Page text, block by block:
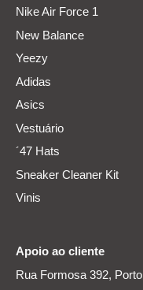
Nike Air Force 1
New Balance
Yeezy
Adidas
Asics
Vestuário
´47 Hats
Sneaker Cleaner Kit
Vinis
Apoio ao cliente
Rua Formosa 392, Porto